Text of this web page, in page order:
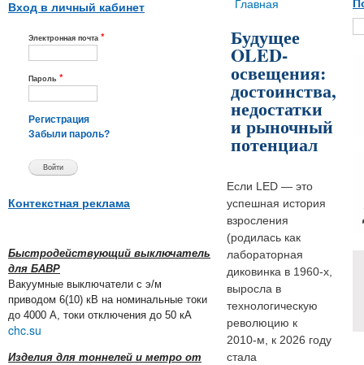
Вход в личный кабинет
Электронная почта *
Пароль *
Регистрация
Забыли пароль?
Контекстная реклама
Быстродействующий выключатель
для БАВР
Вакуумные выключатели с э/м
приводом 6(10) кВ на номинальные токи
до 4000 А, токи отключения до 50 кА
chc.su
Изделия для тоннелей и метро от
Вы здесь
Главная
Будущее
OLED-
освещения:
достоинства,
недостатки
и рыночный
потенциал
Если LED — это
успешная история
взросления
(родилась как
лабораторная
диковинка в 1960‑х,
выросла в
технологическую
революцию к
2010‑м, к 2026 году
стала